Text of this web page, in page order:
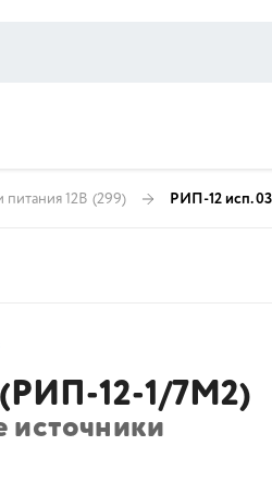
12В (299) РИП-12 исп.
12-1/7М2)
источники